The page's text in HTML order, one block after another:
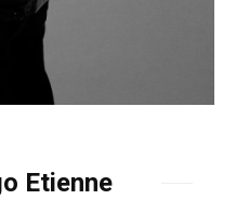
Etienne